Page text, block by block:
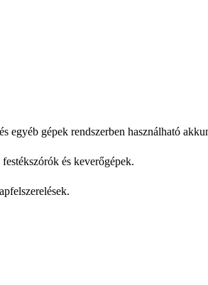
egyéb gépek rendszerben használható
és keverőgépek.